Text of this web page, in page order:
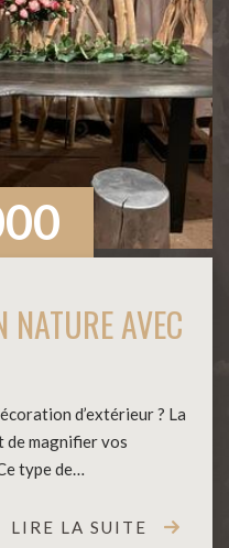
NATURE AVEC
d’extérieur ? La
de magnifier vos
type de…
LIRE LA SUITE